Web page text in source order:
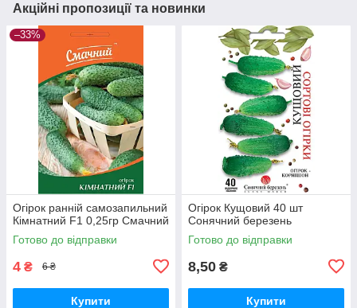
Акційні пропозиції та новинки
–33%
Огірок ранній самозапильний
Кімнатний F1 0,25гр Смачний
Готово до відправки
4 ₴ 6 ₴
Купити
Огірок Кущовий 40 шт
Сонячний березень
Готово до відправки
8,50 ₴
Купити